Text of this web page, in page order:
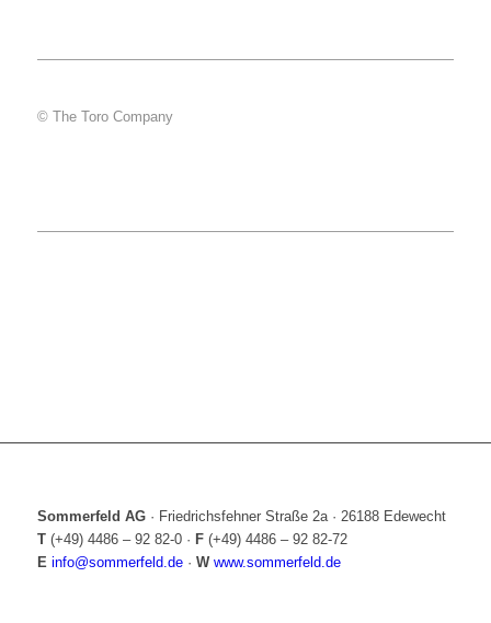
© The Toro Company
Sommerfeld AG · Friedrichsfehner Straße 2a · 26188 Edewecht
T(+49) 4486 – 92 82-0 · F(+49) 4486 – 92 82-72
E info@sommerfeld.de · W www.sommerfeld.de